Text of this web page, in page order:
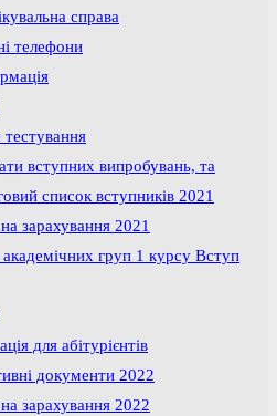
справа
телефони
вступних випробувань, та
список вступників 2021
зарахування 2021
груп 1 курсу Вступ
для абітурієнтів
документи 2022
зарахування 2022